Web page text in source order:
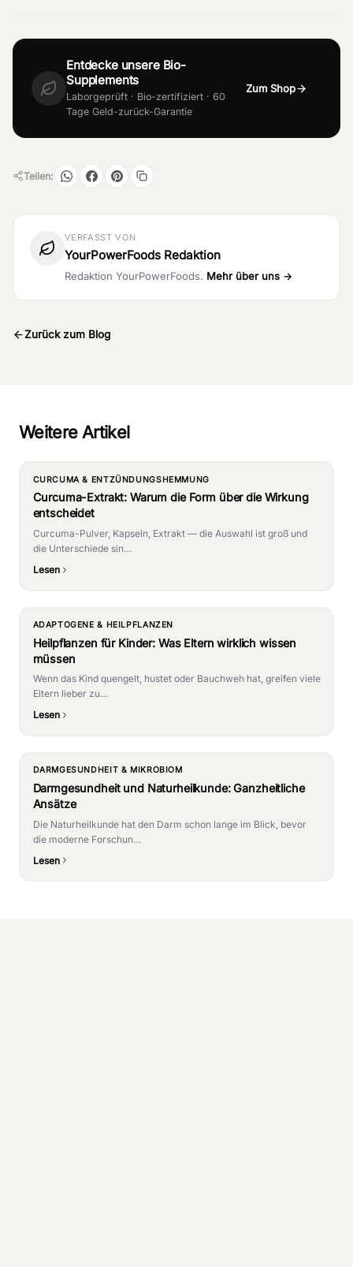
Entdecke unsere Bio-
Supplements
Laborgeprüft · Bio-zertifiziert · 60
Tage Geld-zurück-Garantie
Zum Shop
Teilen:
VERFASST VON
YourPowerFoods Redaktion
Redaktion YourPowerFoods. Mehr über uns →
Zurück zum Blog
Weitere Artikel
CURCUMA & ENTZÜNDUNGSHEMMUNG
Curcuma-Extrakt: Warum die Form über die Wirkung
entscheidet
Curcuma-Pulver, Kapseln, Extrakt — die Auswahl ist groß und
die Unterschiede sin…
Lesen
ADAPTOGENE & HEILPFLANZEN
Heilpflanzen für Kinder: Was Eltern wirklich wissen
müssen
Wenn das Kind quengelt, hustet oder Bauchweh hat, greifen viele
Eltern lieber zu…
Lesen
DARMGESUNDHEIT & MIKROBIOM
Darmgesundheit und Naturheilkunde: Ganzheitliche
Ansätze
Die Naturheilkunde hat den Darm schon lange im Blick, bevor
die moderne Forschun…
Lesen